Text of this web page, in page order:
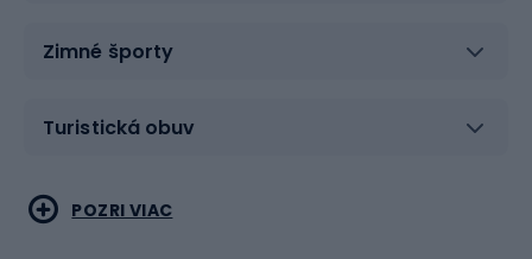
Zimné športy
Turistická obuv
Vodné športy
Bojové umenia
POZRI VIAC